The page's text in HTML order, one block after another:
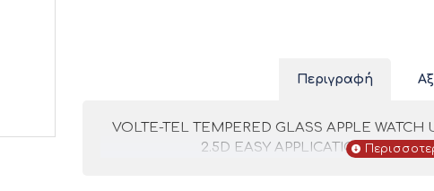
Περιγραφή
VOLTE-TEL TEMPERED GLASS APPLE WATCH
2.5D EASY APPLICATION FULL